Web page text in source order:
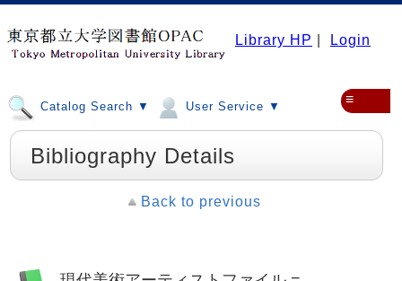
Library HP Login
Catalog Search ▼ User Service ▼ ≡
Bibliography Details
Back to previous